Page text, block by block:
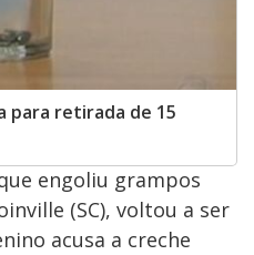
para retirada de 15
engoliu grampos
(SC), voltou a ser
acusa a creche